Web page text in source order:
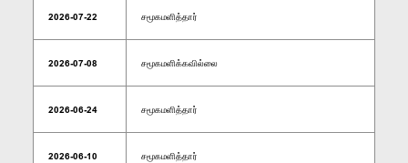
2026-07-22 சமூகமளித்தார்
2026-07-08 சமூகமளிக்கவில்லை
2026-06-24 சமூகமளித்தார்
2026-06-10 சமூகமளித்தார்